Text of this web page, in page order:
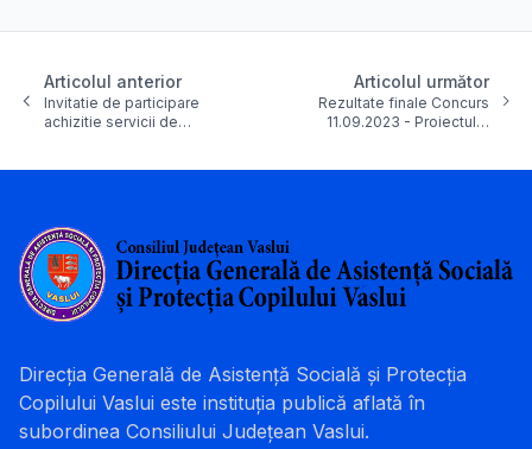
Articolul anterior
Invitatie de participare
achizitie servicii de…
Articolul următor
Rezultate finale Concurs
11.09.2023 - Proiectul…
Direcția Generală de Asistență Socială și Protecția
Copilului Vaslui este instituția publică aflată în
subordinea Consiliului Județean Vaslui.